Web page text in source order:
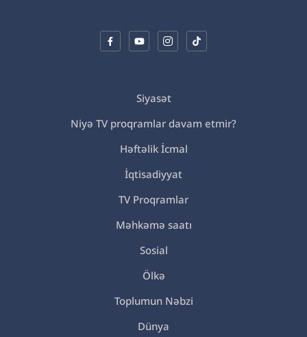
Siyasət
Niyə TV proqramlar davam etmir?
Həftəlik İcmal
İqtisadiyyat
TV Proqramlar
Məhkəmə saatı
Sosial
Ölkə
Toplumun Nəbzi
Dünya